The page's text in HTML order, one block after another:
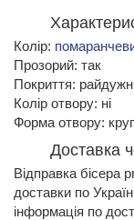
Колір:
Прозорий: так
Покриття:
Колір отвору: ні
Форма отвору: круг
Доставка
Відправка бісера
доставки по
інформація по